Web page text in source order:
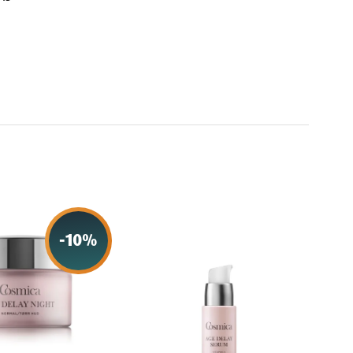
-10%